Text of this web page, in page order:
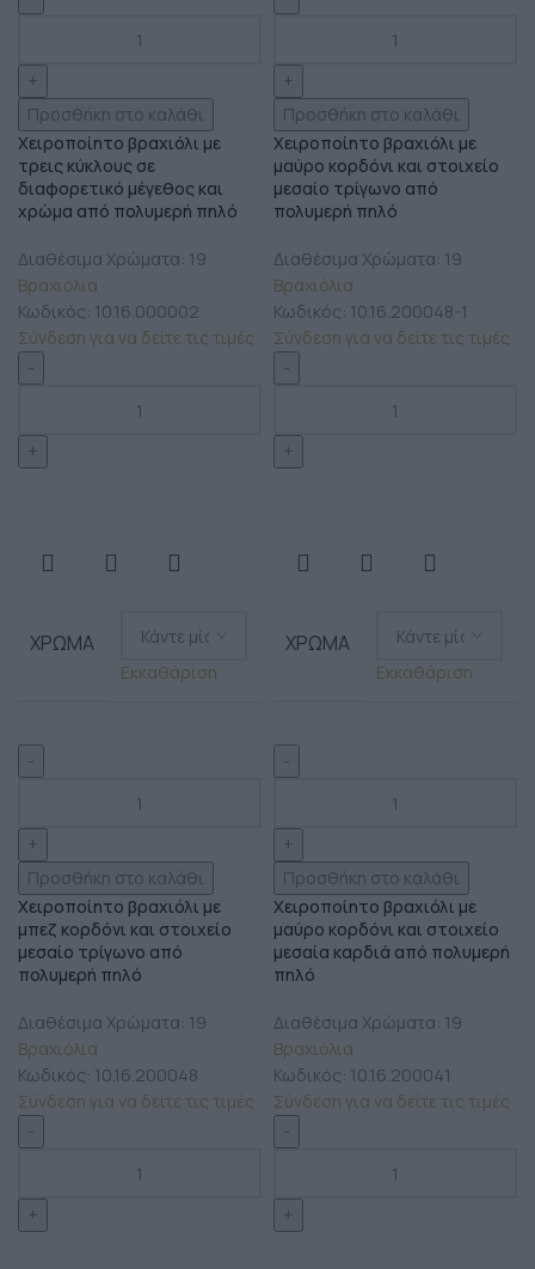
Προσθήκη στο καλάθι
Χειροποίητο βραχιόλι με
τρεις κύκλους σε
διαφορετικό μέγεθος και
χρώμα από πολυμερή πηλό
Διαθέσιμα Χρώματα: 19
Βραχιόλια
Κωδικός: 10.16.000002
Σύνδεση για να δείτε τις τιμές
Προσθήκη στο καλάθι
Χειροποίητο βραχιόλι με
μαύρο κορδόνι και στοιχείο
μεσαίο τρίγωνο από
πολυμερή πηλό
Διαθέσιμα Χρώματα: 19
Βραχιόλια
Κωδικός: 10.16.200048-1
Σύνδεση για να δείτε τις τιμές
ΧΡΏΜΑ
Εκκαθάριση
Προσθήκη στο καλάθι
Χειροποίητο βραχιόλι με
μπεζ κορδόνι και στοιχείο
μεσαίο τρίγωνο από
πολυμερή πηλό
Διαθέσιμα Χρώματα: 19
Βραχιόλια
Κωδικός: 10.16.200048
Σύνδεση για να δείτε τις τιμές
ΧΡΏΜΑ
Εκκαθάριση
Προσθήκη στο καλάθι
Χειροποίητο βραχιόλι με
μαύρο κορδόνι και στοιχείο
μεσαία καρδιά από πολυμερή
πηλό
Διαθέσιμα Χρώματα: 19
Βραχιόλια
Κωδικός: 10.16.200041
Σύνδεση για να δείτε τις τιμές